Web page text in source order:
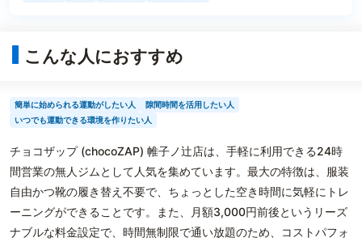
こんな人におすすめ
簡単に始められる運動がしたい人
隙間時間を活用したい人
いつでも運動できる環境を作りたい人
チョコザップ (chocoZAP) 帷子ノ辻店は、手軽に利用できる24時
間営業の無人ジムとして人気を集めています。最大の特徴は、服装
自由かつ靴の履き替え不要で、ちょっとした空き時間に気軽にトレ
ーニングができることです。また、月額3,000円前後というリーズ
ナブルな料金設定で、時間無制限で通い放題のため、コストパフォ